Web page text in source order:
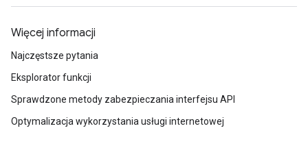
Więcej informacji
Najczęstsze pytania
Eksplorator funkcji
Sprawdzone metody zabezpieczania interfejsu API
Optymalizacja wykorzystania usługi internetowej